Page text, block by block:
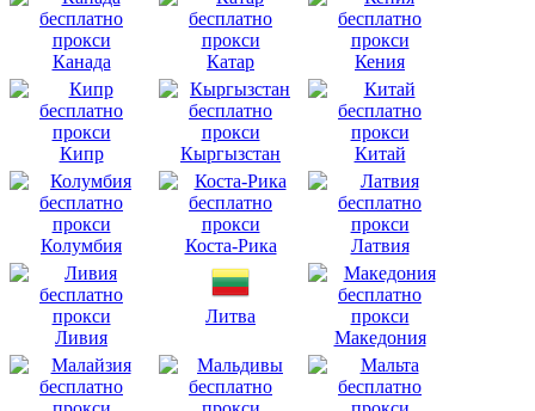
Канада Катар Кения
Кипр Кыргызстан Китай
Колумбия Коста-Рика Латвия
Ливия
Литва
Македония